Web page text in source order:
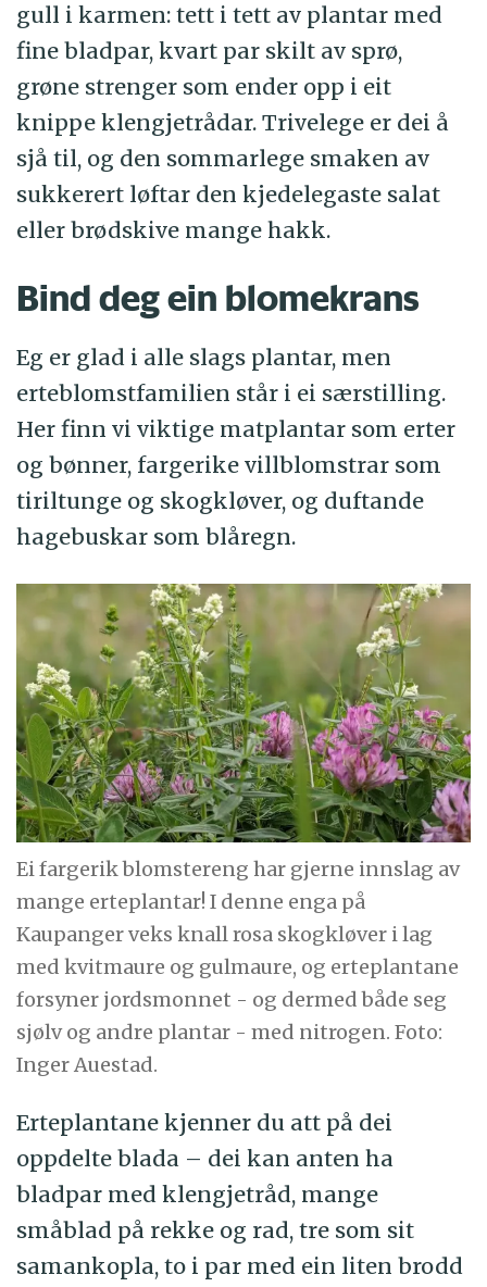
gull i karmen: tett i tett av plantar med
fine bladpar, kvart par skilt av sprø,
grøne strenger som ender opp i eit
knippe klengjetrådar. Trivelege er dei å
sjå til, og den sommarlege smaken av
sukkerert løftar den kjedelegaste salat
eller brødskive mange hakk.
Bind deg ein blomekrans
Eg er glad i alle slags plantar, men
erteblomstfamilien står i ei særstilling.
Her finn vi viktige matplantar som erter
og bønner, fargerike villblomstrar som
tiriltunge og skogkløver, og duftande
hagebuskar som blåregn.
Ei fargerik blomstereng har gjerne innslag av
mange erteplantar! I denne enga på
Kaupanger veks knall rosa skogkløver i lag
med kvitmaure og gulmaure, og erteplantane
forsyner jordsmonnet - og dermed både seg
sjølv og andre plantar - med nitrogen. Foto:
Inger Auestad.
Erteplantane kjenner du att på dei
oppdelte blada – dei kan anten ha
bladpar med klengjetråd, mange
småblad på rekke og rad, tre som sit
samankopla, to i par med ein liten brodd